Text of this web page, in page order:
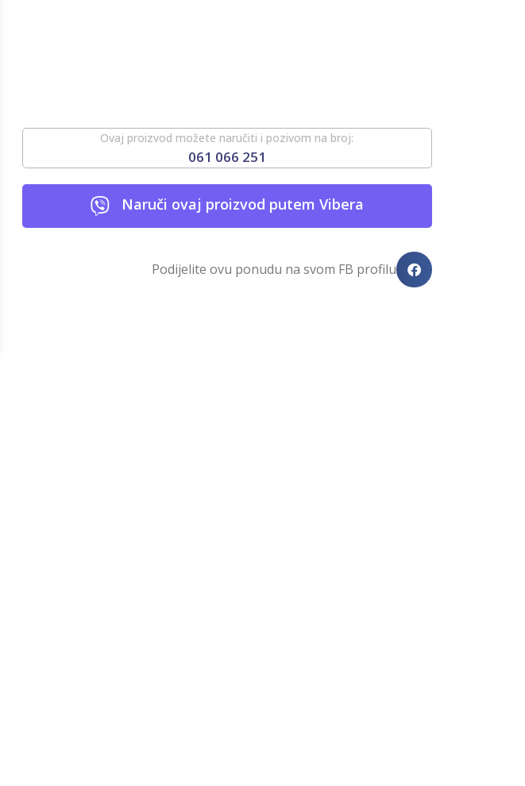
Ovaj proizvod možete naručiti i pozivom na broj:
061 066 251
Naruči ovaj proizvod putem Vibera
Podijelite ovu ponudu na svom FB profilu